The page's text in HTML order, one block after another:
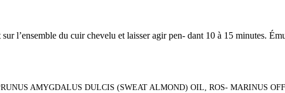
l’ensemble du cuir chevelu et laisser agir pen- dant 10 à 15 minutes.
AMYGDALUS DULCIS (SWEAT ALMOND) OIL, ROS- MARINUS